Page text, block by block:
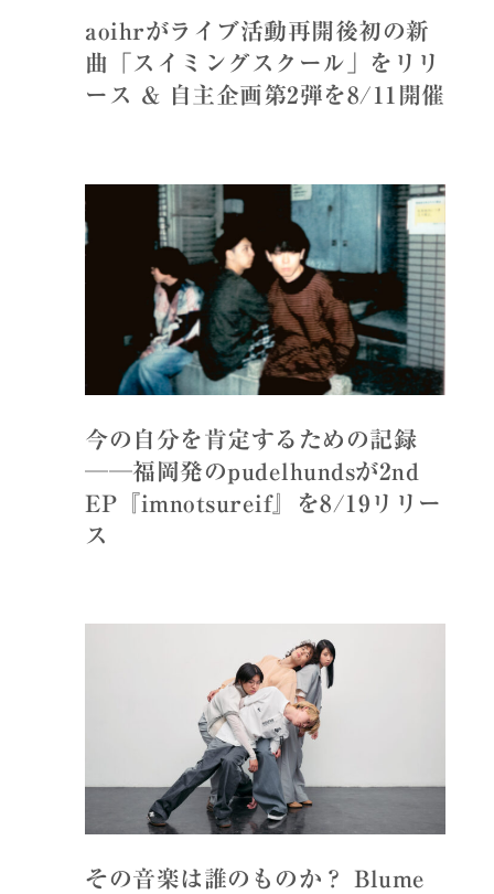
aoihrがライブ活動再開後初の新
曲「スイミングスクール」をリリ
ース & 自主企画第2弾を8/11開催
今の自分を肯定するための記録
──福岡発のpudelhundsが2nd
EP『imnotsureif』を8/19リリー
ス
その音楽は誰のものか？ Blume